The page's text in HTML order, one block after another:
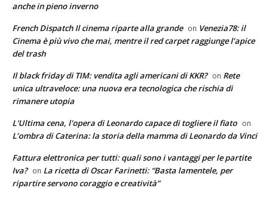
anche in pieno inverno
French Dispatch Il cinema riparte alla grande on Venezia78: il
Cinema è più vivo che mai, mentre il red carpet raggiunge l’apice
del trash
Il black friday di TIM: vendita agli americani di KKR? on Rete
unica ultraveloce: una nuova era tecnologica che rischia di
rimanere utopia
L'Ultima cena, l'opera di Leonardo capace di togliere il fiato on
L’ombra di Caterina: la storia della mamma di Leonardo da Vinci
Fattura elettronica per tutti: quali sono i vantaggi per le partite
Iva? on La ricetta di Oscar Farinetti: “Basta lamentele, per
ripartire servono coraggio e creatività”